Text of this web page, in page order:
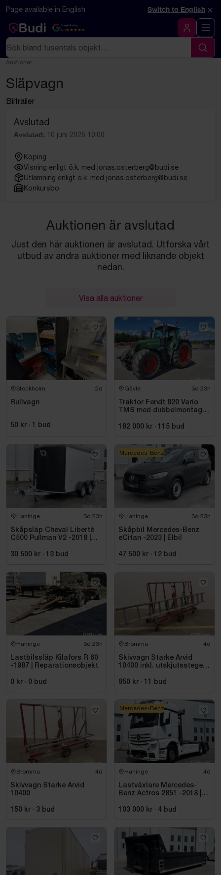
Hoppa till innehåll
Textbaserad (markdown) version av denna sida
Page available in English Switch to English ×
Google Rating
4.5
Logga in
Sök
Sök
Auktioner
Släpvagn
Biltrailer
Avslutad
Avslutad: 10 juni 2026 10:00
Köping
Visning enligt ö.k. med jonas.osterberg@budi.se
Utlämning enligt ö.k. med jonas.osterberg@budi.se
Konkursbo
Auktionen är avslutad
Just den här auktionen är avslutad. Utforska vårt
utbud av andra auktioner med liknande objekt
nedan.
Visa alla auktioner
Stockholm 2d
Rullvagn
50 kr · 1 bud
Gävle 3d 23h
Traktor Fendt 820 Vario
TMS med dubbelmontage
182 000 kr · 115 bud
Haninge 3d 23h
Skåpsläp Cheval Liberté
C500 Pullman V2 -2018 |
30 500 kr · 13 bud
Haninge 3d 23h
Skåpbil Mercedes-Benz
eCitan -2023 | Elbil
47 500 kr · 12 bud
Mercedes-Benz
Haninge 3d 23h
Lastbilssläp Kilafors R 60
-1987 | Reparationsobjekt
0 kr · 0 bud
Bromma 4d
Skivvagn Starke Arvid
10400 inkl. utskjutsstege
950 kr · 11 bud
Bromma 4d
Skivvagn Starke Arvid
10400
150 kr · 3 bud
Haninge 4d
Lastväxlare Mercedes-
Benz Actros 2851 -2018 |
103 000 kr · 4 bud
Mercedes-Benz